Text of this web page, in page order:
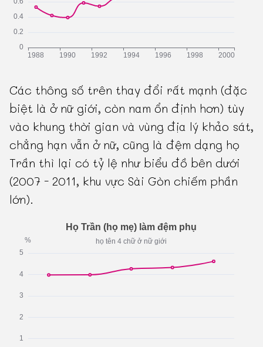
Các thông số trên thay đổi rất mạnh (đặc
biệt là ở nữ giới, còn nam ổn định hơn) tùy
vào khung thời gian và vùng địa lý khảo sát,
chẳng hạn vẫn ở nữ, cũng là đệm dạng họ
Trần thì lại có tỷ lệ như biểu đồ bên dưới
(2007 - 2011, khu vực Sài Gòn chiếm phần
lớn).